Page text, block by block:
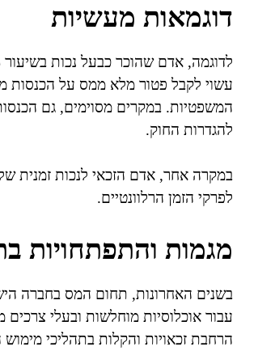
דוגמאות מעשיות
עשוי לקבל פטור מלא ממס על הכנסות
המשפטיות. במקרים מסוימים, גם
להגדרות החוק.
במקרה אחר, אדם הזכאי לנכות זמנית
לפרקי הזמן הרלוונטיים.
מגמות והתפתחויות
בשנים האחרונות, תחום המס בחברה
עבור אוכלוסיות מוחלשות ובעלי צרכים
הרחבת זכאויות והקלות בתהליכי